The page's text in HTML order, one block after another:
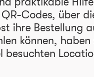
Codes, über
ihre Bestellung
können, haben
besuchten